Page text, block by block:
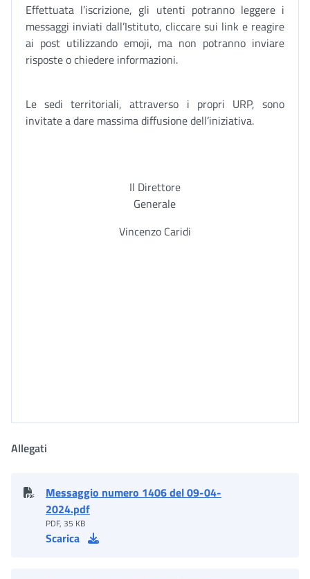
Effettuata l’iscrizione, gli utenti potranno leggere i
messaggi inviati dall’Istituto, cliccare sui link e reagire
ai post utilizzando emoji, ma non potranno inviare
risposte o chiedere informazioni.
Le sedi territoriali, attraverso i propri URP, sono
invitate a dare massima diffusione dell’iniziativa.
Il Direttore
Generale
Vincenzo Caridi
Allegati
Messaggio numero 1406 del 09-04-
2024.pdf
PDF, 35 KB
Scarica